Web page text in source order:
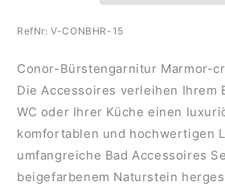
RefNr:V-CONBHR-15
Conor-Bürstengarnitur Marmor-
Die Accessoires verleihen Ihrem
WC oder Ihrer Küche einen
komfortablen und hochwertigen
umfangreiche Bad Accessoires
beigefarbenem Naturstein